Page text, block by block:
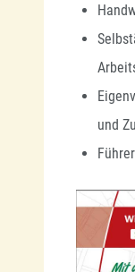
und